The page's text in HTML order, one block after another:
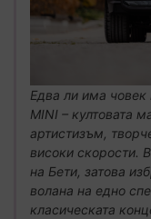
Едва ли има човек
MINI – култовата
артистизъм,
високи скорости.
на Бети, затова
волана на едно
класическата